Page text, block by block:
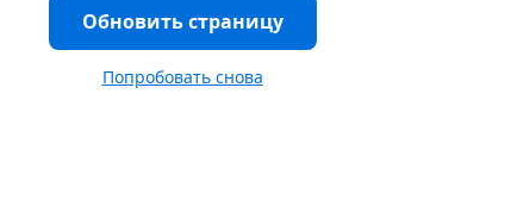
Обновить страницу
Попробовать снова